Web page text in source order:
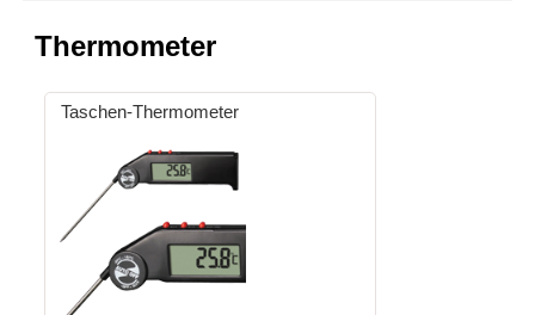
Thermometer
Taschen-Thermometer